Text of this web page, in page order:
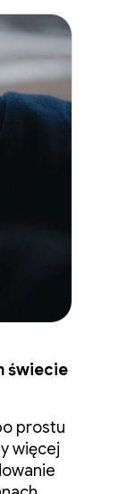
świecie
prostu
więcej